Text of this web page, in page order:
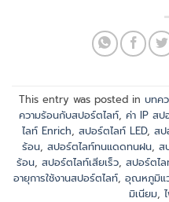
This entry was posted in บทค
ความร้อนกับสปอร์ตไลท์, ค่า IP สป
ไลท์ Enrich, สปอร์ตไลท์ LED, สป
ร้อน, สปอร์ตไลท์ทนแดดทนฝน, ส
ร้อน, สปอร์ตไลท์เสียเร็ว, สปอร์ตไล
อายุการใช้งานสปอร์ตไลท์, อุณหภูมิแ
มิเนียม,